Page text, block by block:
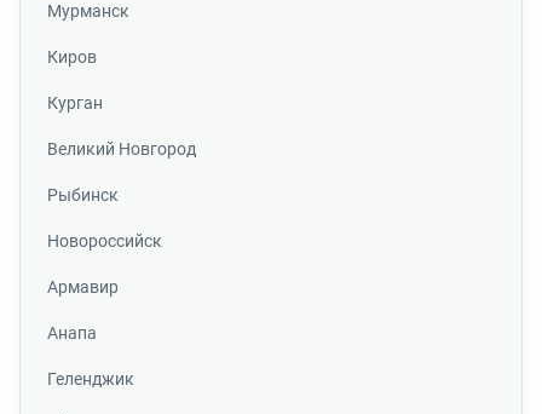
Мурманск
Киров
Курган
Великий Новгород
Рыбинск
Новороссийск
Армавир
Анапа
Геленджик